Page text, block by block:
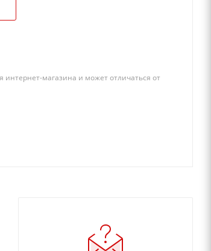
интернет-магазина и может отличаться от